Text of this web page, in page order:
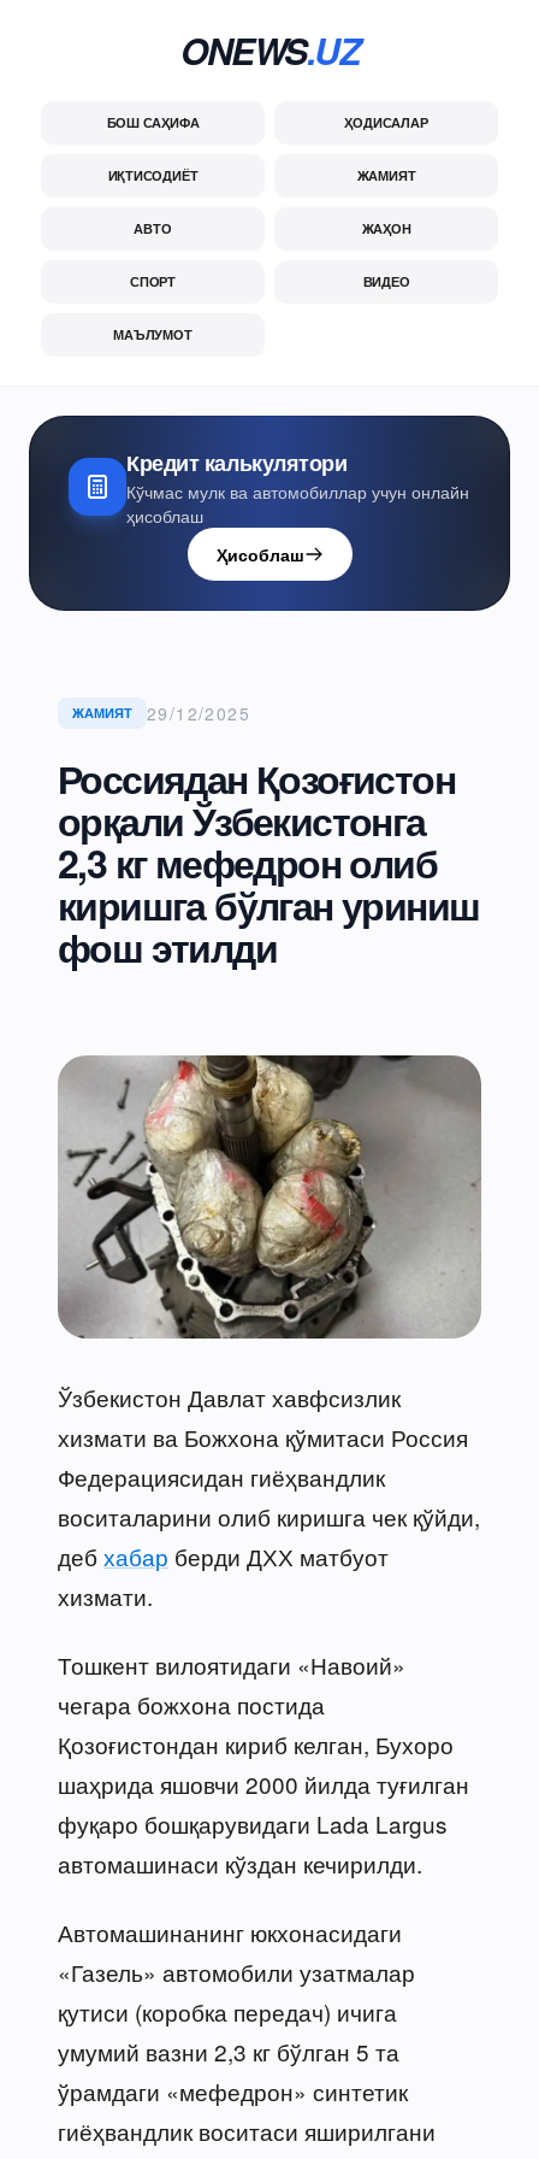
ONEWS.UZ
БОШ САҲИФА ҲОДИСАЛАР
ИҚТИСОДИЁТ ЖАМИЯТ
АВТО ЖАҲОН
СПОРТ ВИДЕО
МАЪЛУМОТ
Кредит калькулятори
Кўчмас мулк ва автомобиллар учун онлайн
ҳисоблаш
Ҳисоблаш
ЖАМИЯТ 29/12/2025
Россиядан Қозоғистон
орқали Ўзбекистонга
2,3 кг мефедрон олиб
киришга бўлган уриниш
фош этилди
Ўзбекистон Давлат хавфсизлик
хизмати ва Божхона қўмитаси Россия
Федерациясидан гиёҳвандлик
воситаларини олиб киришга чек қўйди,
деб хабар берди ДХХ матбуот
хизмати.
Тошкент вилоятидаги «Навоий»
чегара божхона постида
Қозоғистондан кириб келган, Бухоро
шаҳрида яшовчи 2000 йилда туғилган
фуқаро бошқарувидаги Lada Largus
автомашинаси кўздан кечирилди.
Автомашинанинг юкхонасидаги
«Газель» автомобили узатмалар
қутиси (коробка передач) ичига
умумий вазни 2,3 кг бўлган 5 та
ўрамдаги «мефедрон» синтетик
гиёҳвандлик воситаси яширилгани